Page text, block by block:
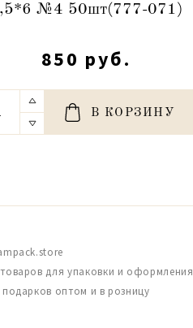
№4 50шт(777-071)
850 руб.
В КОРЗИНУ
для упаковки и оформления
подарков оптом и в розницу